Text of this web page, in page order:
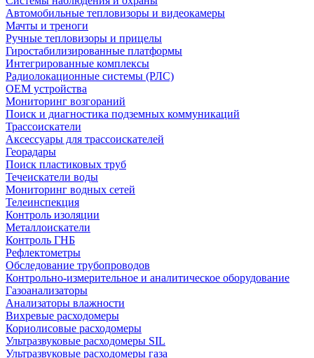
Автомобильные тепловизоры и видеокамеры
Мачты и треноги
Ручные тепловизоры и прицелы
Гиростабилизированные платформы
Интегрированные комплексы
Радиолокационные системы (РЛС)
OEM устройства
Мониторинг возгораний
Поиск и диагностика подземных коммуникаций
Трассоискатели
Аксессуары для трассоискателей
Георадары
Поиск пластиковых труб
Течеискатели воды
Мониторинг водных сетей
Телеинспекция
Контроль изоляции
Металлоискатели
Контроль ГНБ
Рефлектометры
Обследование трубопроводов
Контрольно-измерительное и аналитическое оборудование
Газоанализаторы
Анализаторы влажности
Вихревые расходомеры
Кориолисовые расходомеры
Ультразвуковые расходомеры SIL
Ультразвуковые расходомеры газа